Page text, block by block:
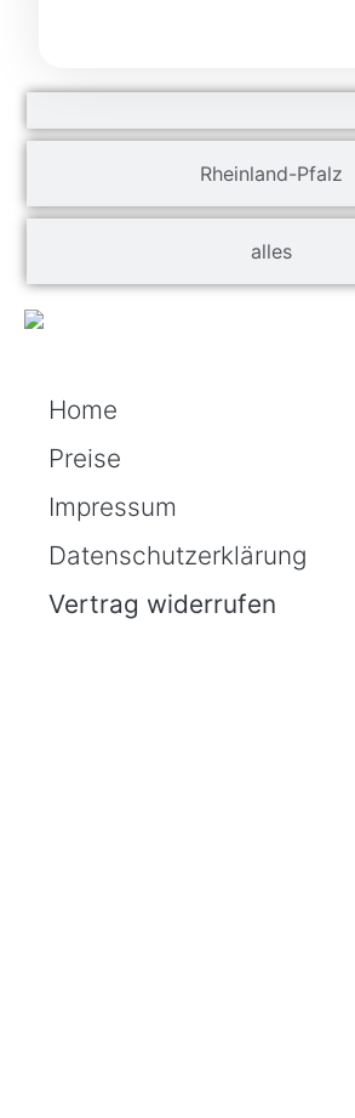
Rheinland-Pfalz
alles
Home
Preise
Impressum
Datenschutzerklärung
Vertrag widerrufen